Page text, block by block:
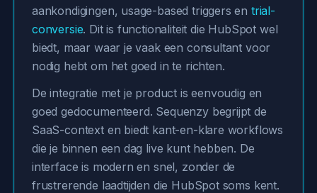
aankondigingen, usage-based triggers en trial-
conversie. Dit is functionaliteit die HubSpot wel
biedt, maar waar je vaak een consultant voor
nodig hebt om het goed in te richten.
De integratie met je product is eenvoudig en
goed gedocumenteerd. Sequenzy begrijpt de
SaaS-context en biedt kant-en-klare workflows
die je binnen een dag live kunt hebben. De
interface is modern en snel, zonder de
frustrerende laadtijden die HubSpot soms kent.